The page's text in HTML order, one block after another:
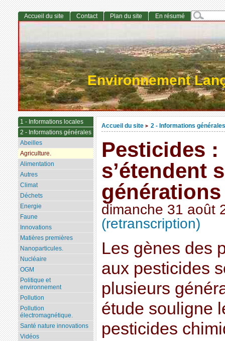
Environnement
Accueil du site > 2 - Informations générales
Pesticides :
s’étendent
générations
dimanche 31 août
(retranscription)
Les gènes des
aux pesticides
plusieurs
étude souligne
pesticides
Accueil du site Contact Plan du site En résumé
1 - Informations locales
2 - Informations générales
Abeilles
Agriculture.
Alimentation
Autres
Climat
Déchets
Energie
Faune
Innovations
Matières premières
Nanoparticules.
Nucléaire
OGM
Politique et
environnement
Pollution
Pollution
électromagnétique.
Santé nature innovations
Vidéos